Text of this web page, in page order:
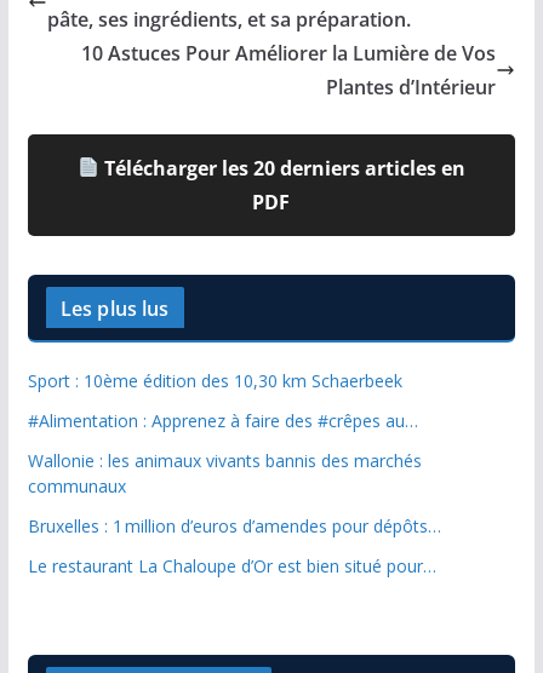
pâte, ses ingrédients, et sa préparation.
10 Astuces Pour Améliorer la Lumière de Vos
Plantes d’Intérieur
Télécharger les 20 derniers articles en
PDF
Les plus lus
Sport : 10ème édition des 10,30 km Schaerbeek
#Alimentation : Apprenez à faire des #crêpes au…
Wallonie : les animaux vivants bannis des marchés
communaux
Bruxelles : 1 million d’euros d’amendes pour dépôts…
Le restaurant La Chaloupe d’Or est bien situé pour…